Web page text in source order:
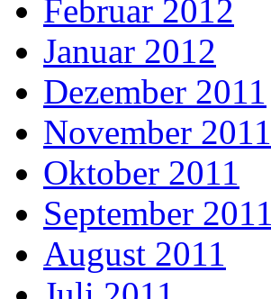
Februar 2012
Januar 2012
Dezember 2011
November 2011
Oktober 2011
September 2011
August 2011